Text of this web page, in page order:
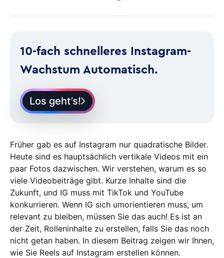
10-fach schnelleres Instagram-
Wachstum Automatisch.
Los geht’s!
Früher gab es auf Instagram nur quadratische Bilder.
Heute sind es hauptsächlich vertikale Videos mit ein
paar Fotos dazwischen. Wir verstehen, warum es so
viele Videobeiträge gibt. Kurze Inhalte sind die
Zukunft, und IG muss mit TikTok und YouTube
konkurrieren. Wenn IG sich umorientieren muss, um
relevant zu bleiben, müssen Sie das auch! Es ist an
der Zeit, Rolleninhalte zu erstellen, falls Sie das noch
nicht getan haben. In diesem Beitrag zeigen wir Ihnen,
wie Sie Reels auf Instagram erstellen können.